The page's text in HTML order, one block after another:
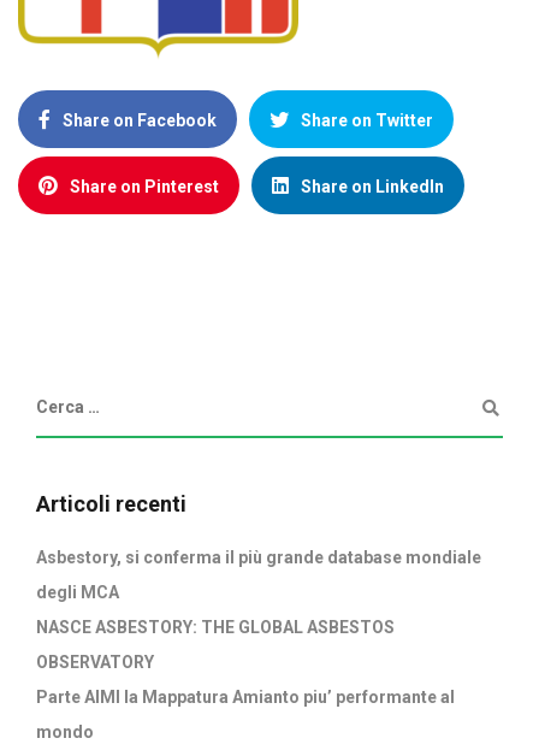
Share on Facebook Share on Twitter
Share on Pinterest Share on LinkedIn
Articoli recenti
Asbestory, si conferma il più grande database mondiale
degli MCA
NASCE ASBESTORY: THE GLOBAL ASBESTOS
OBSERVATORY
Parte AIMI la Mappatura Amianto piu’ performante al
mondo